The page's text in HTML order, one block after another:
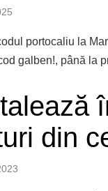
portocaliu la
galben!, până la
din